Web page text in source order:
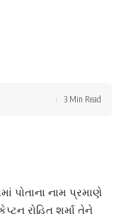
3 Min Read
પોતાના નામ પ્રમાણે
રોહિત શર્મા તેને